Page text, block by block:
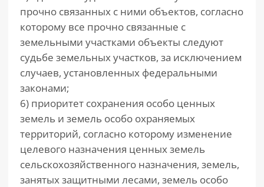
прочно связанных с ними объектов, согласно
которому все прочно связанные с
земельными участками объекты следуют
судьбе земельных участков, за исключением
случаев, установленных федеральными
законами;
6) приоритет сохранения особо ценных
земель и земель особо охраняемых
территорий, согласно которому изменение
целевого назначения ценных земель
сельскохозяйственного назначения, земель,
занятых защитными лесами, земель особо